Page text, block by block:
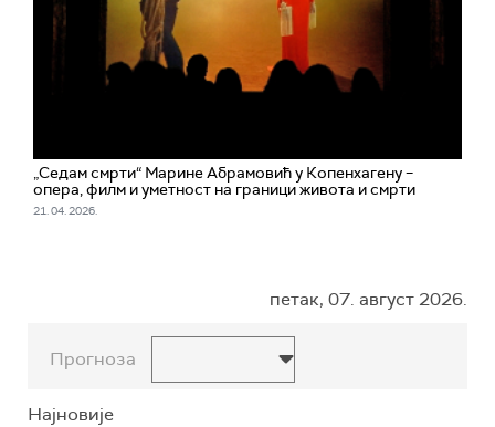
„Седам смрти“ Марине Абрамовић у Копенхагену –
опера, филм и уметност на граници живота и смрти
21. 04. 2026.
петак, 07. август 2026.
Прогноза
Најновије